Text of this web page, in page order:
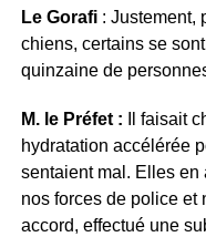
Le Gorafi : Justement,
chiens, certains se
quinzaine de
M. le Préfet : Il faisait
hydratation accélérée
sentaient mal. Elles en
nos forces de police et
accord, effectué une